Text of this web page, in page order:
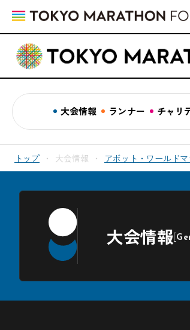
大会情報 ランナー チャリ
トップ 大会情報 アボット・ワールド
大会情報